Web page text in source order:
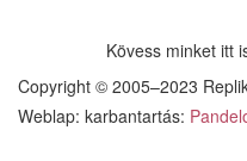
mint
tartalommal
Kövess minket itt
Copyright © 2005–2023
Weblap: karbantartás: